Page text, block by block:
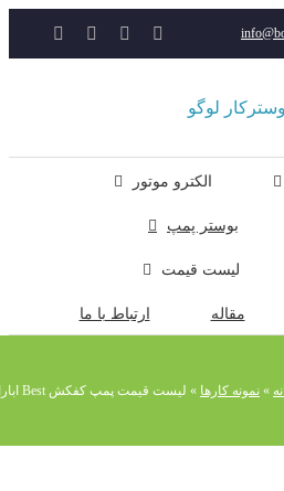
YouTube
Instagram
Rss ایمیل
الکترو موتور
پمپ
قیمت
ارتباط با ما
»لیست قیمت پمپ کفکش Best ابارا